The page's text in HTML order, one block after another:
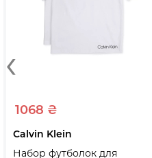
1068 ₴
Calvin Klein
Набор футболок для
‹